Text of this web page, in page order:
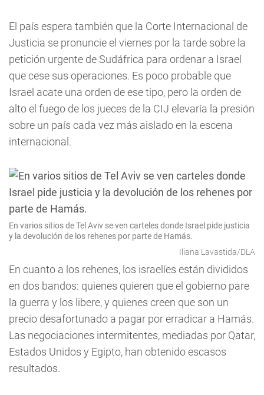
El país espera también que la Corte Internacional de
Justicia se pronuncie el viernes por la tarde sobre la
petición urgente de Sudáfrica para ordenar a Israel
que cese sus operaciones. Es poco probable que
Israel acate una orden de ese tipo, pero la orden de
alto el fuego de los jueces de la CIJ elevaría la presión
sobre un país cada vez más aislado en la escena
internacional.
En varios sitios de Tel Aviv se ven carteles donde Israel pide justicia
y la devolución de los rehenes por parte de Hamás.
Iliana Lavastida/DLA
En cuanto a los rehenes, los israelíes están divididos
en dos bandos: quienes quieren que el gobierno pare
la guerra y los libere, y quienes creen que son un
precio desafortunado a pagar por erradicar a Hamás.
Las negociaciones intermitentes, mediadas por Qatar,
Estados Unidos y Egipto, han obtenido escasos
resultados.